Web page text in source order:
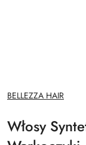
NAZWA
PRODUCENTA:
BELLEZZA HAIR
Włosy